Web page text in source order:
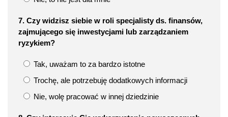
7. Czy widzisz siebie w roli specjalisty ds. finansów,
zajmującego się inwestycjami lub zarządzaniem
ryzykiem?
Tak, uważam to za bardzo istotne
Trochę, ale potrzebuję dodatkowych informacji
Nie, wolę pracować w innej dziedzinie